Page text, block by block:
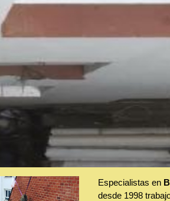
Especialistas en
desde 1998